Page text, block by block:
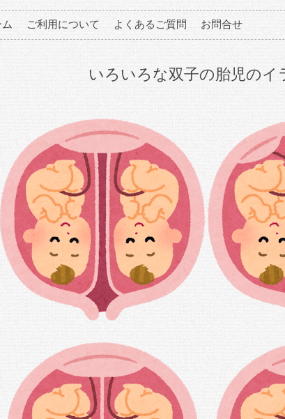
ご利用について よくあるご質問 お問合せ
いろいろな双子の胎児のイ